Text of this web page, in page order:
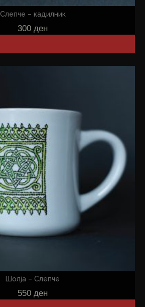
Слепче – кадилник
300 ден
Шолја – Слепче
550 ден